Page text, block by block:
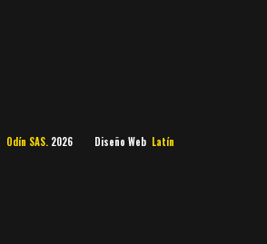
Odín SAS. 2026 Diseño Web Latín